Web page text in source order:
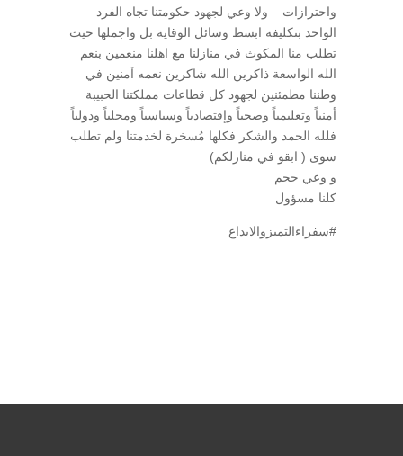
واحترازات – ولا وعي لجهود حكومتنا تجاه الفرد
الواحد بتكليفه ابسط وسائل الوقاية بل واجملها حيث
تطلب منا المكوث في منازلنا مع اهلنا منعمين بنعم
الله الواسعة ذاكرين الله شاكرين نعمه آمنين في
وطننا مطمئنين لجهود كل قطاعات مملكتنا الحبيبة
أمنياً وتعليمياً وصحياً وإقتصادياً وسياسياً ومحلياً ودولياً
فلله الحمد والشكر فكلها مُسخرة لخدمتنا ولم تطلب
سوى ( ابقو في منازلكم)
و وعي حجم
كلنا مسؤول
#سفراءالتميزوالابداع